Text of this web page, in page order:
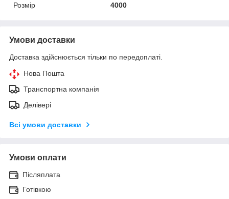
Розмір
4000
Умови доставки
Доставка здійснюється тільки по передоплаті.
Нова Пошта
Транспортна компанія
Делівері
Всі умови доставки
Умови оплати
Післяплата
Готівкою